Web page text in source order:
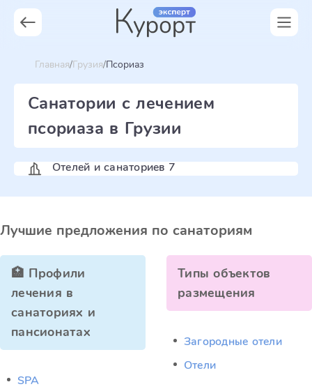
Главная Грузия Псориаз
Санатории с лечением
псориаза в Грузии
Отелей и санаториев 7
Лучшие предложения по санаториям
🏥 Профили
лечения в
санаториях и
пансионатах
SPA
Типы объектов
размещения
Загородные отели
Отели